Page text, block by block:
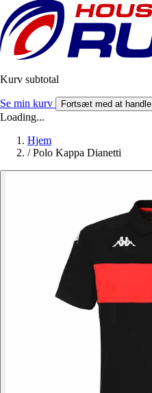
Kurv subtotal
Se min kurv Fortsæt med at handle
Loading...
Hjem
/ Polo Kappa Dianetti